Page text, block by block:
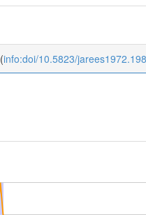
(info:doi/10.5823/